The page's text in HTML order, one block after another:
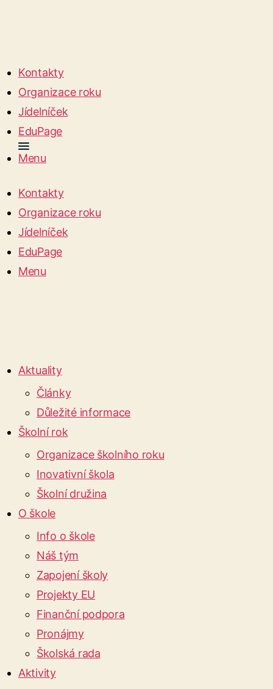
Kontakty
Organizace roku
Jídelníček
EduPage
Menu
Kontakty
Organizace roku
Jídelníček
EduPage
Menu
Aktuality
Články
Důležité informace
Školní rok
Organizace školního roku
Inovativní škola
Školní družina
O škole
Info o škole
Náš tým
Zapojení školy
Projekty EU
Finanční podpora
Pronájmy
Školská rada
Aktivity